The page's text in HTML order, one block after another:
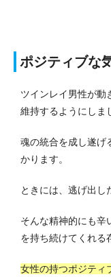
ポジティブな
ツインレイ男性が動
維持するようにしま
魂の統合を成し遂げ
かります。
ときには、逃げ出し
そんな精神的にも辛
を持ち続けてくれる
女性の持つポジティ